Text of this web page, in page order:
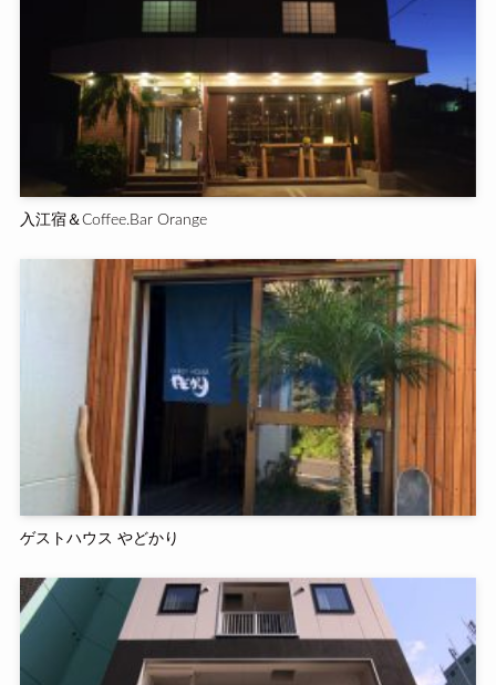
入江宿＆Coffee.Bar Orange
ゲストハウス やどかり